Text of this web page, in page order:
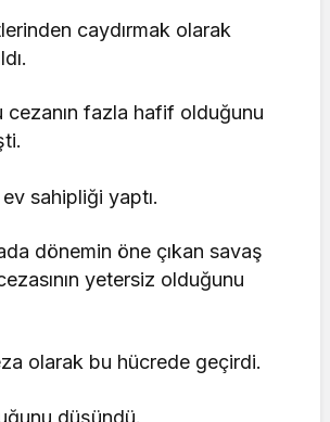
caydırmak olarak
cezanın fazla hafif olduğunu
dönemin öne çıkan savaş
yetersiz olduğunu
olarak bu hücrede geçirdi.